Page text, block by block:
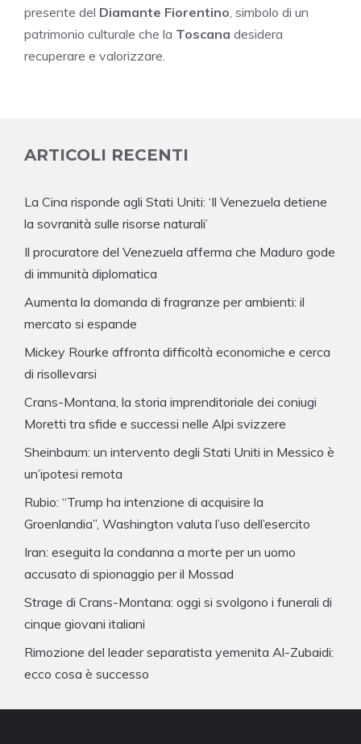
presente del Diamante Fiorentino, simbolo di un
patrimonio culturale che la Toscana desidera
recuperare e valorizzare.
ARTICOLI RECENTI
La Cina risponde agli Stati Uniti: ‘Il Venezuela detiene
la sovranità sulle risorse naturali’
Il procuratore del Venezuela afferma che Maduro gode
di immunità diplomatica
Aumenta la domanda di fragranze per ambienti: il
mercato si espande
Mickey Rourke affronta difficoltà economiche e cerca
di risollevarsi
Crans-Montana, la storia imprenditoriale dei coniugi
Moretti tra sfide e successi nelle Alpi svizzere
Sheinbaum: un intervento degli Stati Uniti in Messico è
un’ipotesi remota
Rubio: “Trump ha intenzione di acquisire la
Groenlandia”, Washington valuta l’uso dell’esercito
Iran: eseguita la condanna a morte per un uomo
accusato di spionaggio per il Mossad
Strage di Crans-Montana: oggi si svolgono i funerali di
cinque giovani italiani
Rimozione del leader separatista yemenita Al-Zubaidi:
ecco cosa è successo